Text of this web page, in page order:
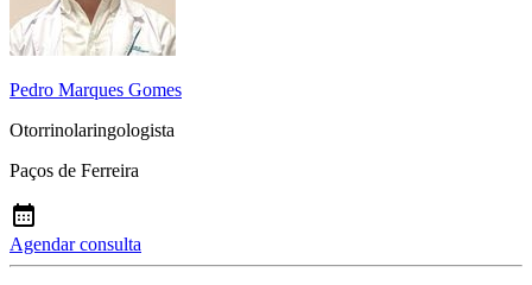
Pedro Marques Gomes
Otorrinolaringologista
Paços de Ferreira
Agendar consulta